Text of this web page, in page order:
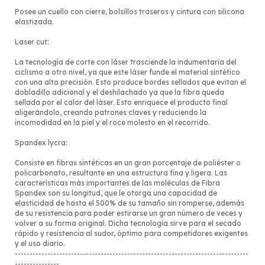
Posee un cuello con cierre, bolsillos traseros y cintura con silicona
elastizada.
Laser cut:
La tecnología de corte con láser trasciende la indumentaria del
ciclismo a otro nivel, ya que este láser funde el material sintético
con una alta precisión. Esto produce bordes sellados que evitan el
dobladillo adicional y el deshilachado ya que la fibra queda
sellada por el calor del láser. Esto enriquece el producto final
aligerándolo, creando patrones claves y reduciendo la
incomodidad en la piel y el roce molesto en el recorrido.
Spandex lycra:
Consiste en fibras sintéticas en un gran porcentaje de poliéster o
policarbonato, resultante en una estructura fina y ligera. Las
características más importantes de las moléculas de Fibra
Spandex son su longitud, que le otorga una capacidad de
elasticidad de hasta el 500% de su tamaño sin romperse, además
de su resistencia para poder estirarse un gran número de veces y
volver a su forma original. Dicha tecnología sirve para el secado
rápido y resistencia al sudor, óptimo para competidores exigentes
y el uso diario.
-------------------------------------------------------------------------------